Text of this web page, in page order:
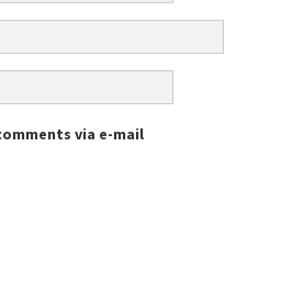
via e-mail